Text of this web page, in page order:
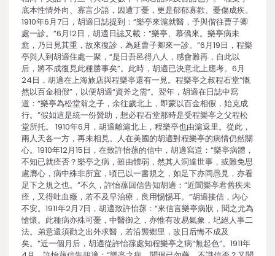
底本性情外向、寡言少語，因遭丁憂，更是郁郁寡歡、憂傷成疾。
1910年6月7日，胡適日誌提到：“樂亭來滬就醫，予與偕往曹子卿
處一診。”6月12日，胡適日誌又載：“樂亭、慕僑來。樂亭病未
愈，乃日見其重，故來復診，為延曹子卿來一診。”6月19日，程樂
亭與人到胡適住處一聚，“是日吾邑得八人，感會難再，自此以
后，將不成復見此種勝事矣”。此時，胡適已決意北上應考。6月
24日，胡適在上海旅店與程樂亭還有一見。程樂亭之叔程石堂“慨
然以百金相假”，以便胡適“資斧之需”。翌年，胡適在日誌中寫
道：“樂亭為松堂翁之子，余往歲北上，即蒙以百金相假，始克成
行。”假如這是統一份贊助，想必程石堂那時是受程樂亭之父程松
堂所托。 1910年6月，胡適離滬北上，程樂亭也由滬返里。從此，
兩人天各一方，再未相見。人在美國的胡適對程樂亭的病情仍然關
心。1910年12月15日，在致許怡蓀的信中，胡適寫道：“樂亭病體，
不知已就痊否？樂亭之病，雖由體弱，然其人洞達世事，或難免思
慮膺心，病中殊非所宜，頃已以一書規之，如足下亦同愚見，亦看
足下之規之也。”不久，許怡蓀回信告知胡適：“近聞樂亭君舊疾未
痊，又得吐血癥，若不及早治療，良用惕惕耳。”胡適接信，內心
不安。1911年2月7日，胡適致許怡蓀：“來信言樂亭病狀，聞之尤為
愴懷。此種病亦殊可憂，中醫御之，亦惟有改易氣象，圮絕人事二
法。弟意還須勸之出外求醫，若沿襲鄉里，改日后悔不成及
矣。”近一個月后，胡適從許怡蓀處知程樂亭之病“無起色”。1911年